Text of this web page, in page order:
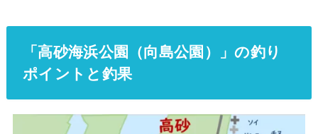
「高砂海浜公園（向島公園）」の釣り
ポイントと釣果